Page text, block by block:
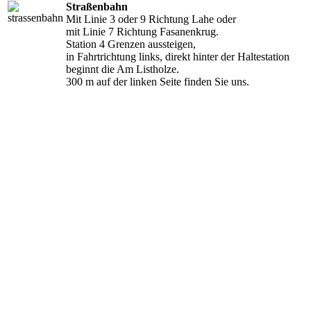
Straßenbahn
Mit Linie 3 oder 9 Richtung Lahe oder
mit Linie 7 Richtung Fasanenkrug.
Station 4 Grenzen aussteigen,
in Fahrtrichtung links, direkt hinter der Haltestation
beginnt die Am Listholze.
300 m auf der linken Seite finden Sie uns.